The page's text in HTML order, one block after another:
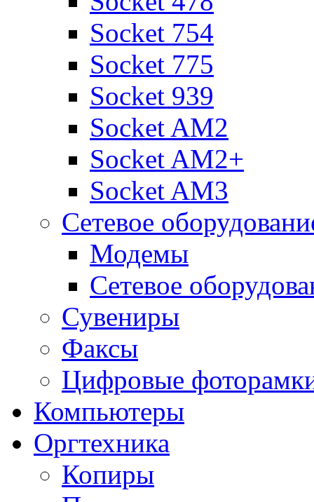
Socket 754
Socket 775
Socket 939
Socket AM2
Socket AM2+
Socket AM3
Сетевое
Модемы
Сетевое
Сувениры
Факсы
Цифровые
Компьютеры
Оргтехника
Копиры